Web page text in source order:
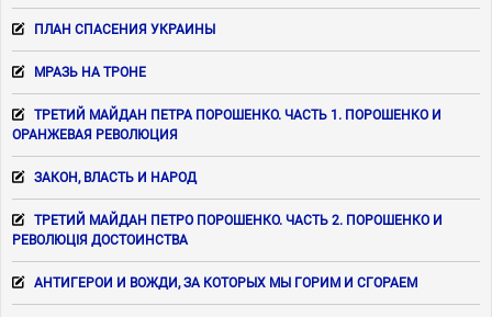
ПЛАН СПАСЕНИЯ УКРАИНЫ
МРАЗЬ НА ТРОНЕ
ТРЕТИЙ МАЙДАН ПЕТРА ПОРОШЕНКО. ЧАСТЬ 1. ПОРОШЕНКО И
ОРАНЖЕВАЯ РЕВОЛЮЦИЯ
ЗАКОН, ВЛАСТЬ И НАРОД
ТРЕТИЙ МАЙДАН ПЕТРО ПОРОШЕНКО. ЧАСТЬ 2. ПОРОШЕНКО И
РЕВОЛЮЦІЯ ДОСТОИНСТВА
АНТИГЕРОИ И ВОЖДИ, ЗА КОТОРЫХ МЫ ГОРИМ И СГОРАЕМ